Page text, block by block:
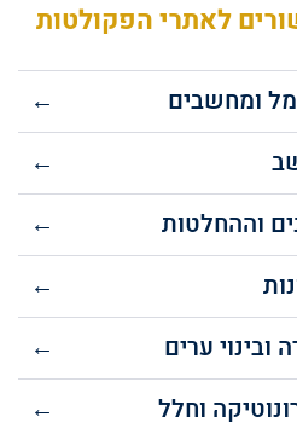
לאתרי הפקולטות
ומחשבים
←
←
וההחלטות
←
←
ערים
←
וחלל
←